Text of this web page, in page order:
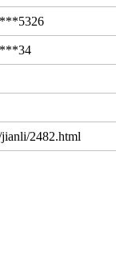
2482.html